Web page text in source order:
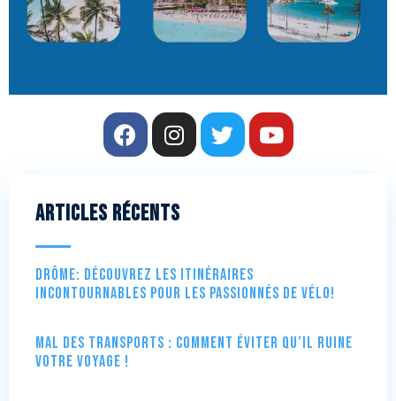
Articles récents
Drôme: Découvrez les itinéraires
incontournables pour les passionnés de vélo!
Mal des transports : comment éviter qu’il ruine
votre voyage !